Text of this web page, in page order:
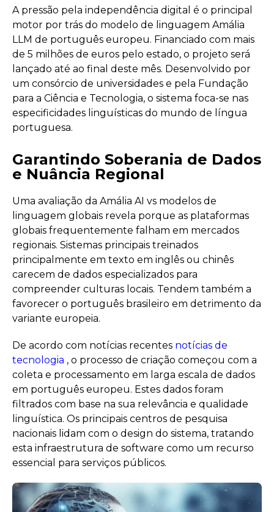
A pressão pela independência digital é o principal
motor por trás do modelo de linguagem Amália
LLM de português europeu. Financiado com mais
de 5 milhões de euros pelo estado, o projeto será
lançado até ao final deste mês. Desenvolvido por
um consórcio de universidades e pela Fundação
para a Ciência e Tecnologia, o sistema foca-se nas
especificidades linguísticas do mundo de língua
portuguesa.
Garantindo Soberania de Dados
e Nuância Regional
Uma avaliação da Amália AI vs modelos de
linguagem globais revela porque as plataformas
globais frequentemente falham em mercados
regionais. Sistemas principais treinados
principalmente em texto em inglês ou chinês
carecem de dados especializados para
compreender culturas locais. Tendem também a
favorecer o português brasileiro em detrimento da
variante europeia.
De acordo com notícias recentes notícias de
tecnologia , o processo de criação começou com a
coleta e processamento em larga escala de dados
em português europeu. Estes dados foram
filtrados com base na sua relevância e qualidade
linguística. Os principais centros de pesquisa
nacionais lidam com o design do sistema, tratando
esta infraestrutura de software como um recurso
essencial para serviços públicos.